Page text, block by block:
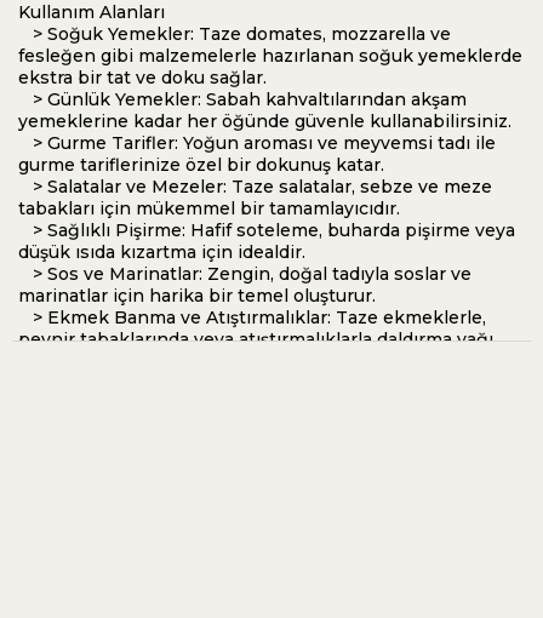
Didem A.
10 Mayıs 2026
Tadını çok beğendik severek tüketiyoruz
S** B** Ç**
07 Mayıs 2026
Tadı kokusu çok başarılı
M** Ö** B** 05 Nisan 2026
Tereddüt ederek almıştım ama çok beğendim,elinize sağlık🙏🙏
Kullanım Alanları
> Soğuk Yemekler: Taze domates, mozzarella ve
fesleğen gibi malzemelerle hazırlanan soğuk yemeklerde
ekstra bir tat ve doku sağlar.
> Günlük Yemekler: Sabah kahvaltılarından akşam
yemeklerine kadar her öğünde güvenle kullanabilirsiniz.
> Gurme Tarifler: Yoğun aroması ve meyvemsi tadı ile
gurme tariflerinize özel bir dokunuş katar.
> Salatalar ve Mezeler: Taze salatalar, sebze ve meze
tabakları için mükemmel bir tamamlayıcıdır.
> Sağlıklı Pişirme: Hafif soteleme, buharda pişirme veya
düşük ısıda kızartma için idealdir.
> Sos ve Marinatlar: Zengin, doğal tadıyla soslar ve
marinatlar için harika bir temel oluşturur.
> Ekmek Banma ve Atıştırmalıklar: Taze ekmeklerle,
peynir tabaklarında veya atıştırmalıklarla daldırma yağı